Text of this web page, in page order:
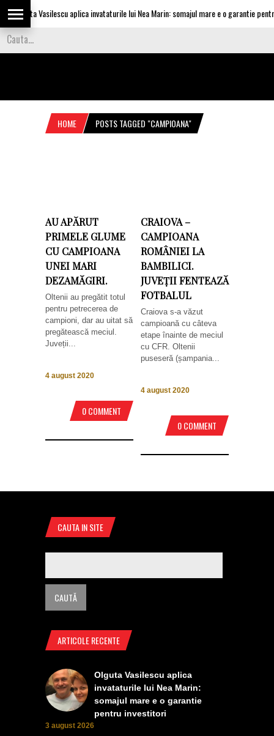
Olguta Vasilescu aplica invataturile lui Nea Marin: somajul mare e o garantie
HOME POSTS TAGGED "CAMPIOANA"
AU APĂRUT
PRIMELE GLUME
CU CAMPIOANA
UNEI MARI
DEZAMĂGIRI.
Oltenii au pregătit totul
pentru petrecerea de
campioni, dar au uitat să
pregătească meciul.
Juveții...
4 august 2020
0 COMMENT
CRAIOVA –
CAMPIOANA
ROMÂNIEI LA
BAMBILICI.
JUVEȚII FENTEAZĂ
FOTBALUL
Craiova s-a văzut
campioană cu câteva
etape înainte de meciul
cu CFR. Oltenii
puseseră (șampania...
4 august 2020
0 COMMENT
CAUTA IN SITE
ARTICOLE RECENTE
Olguta Vasilescu aplica
invataturile lui Nea Marin:
somajul mare e o garantie
pentru investitori
3 august 2026